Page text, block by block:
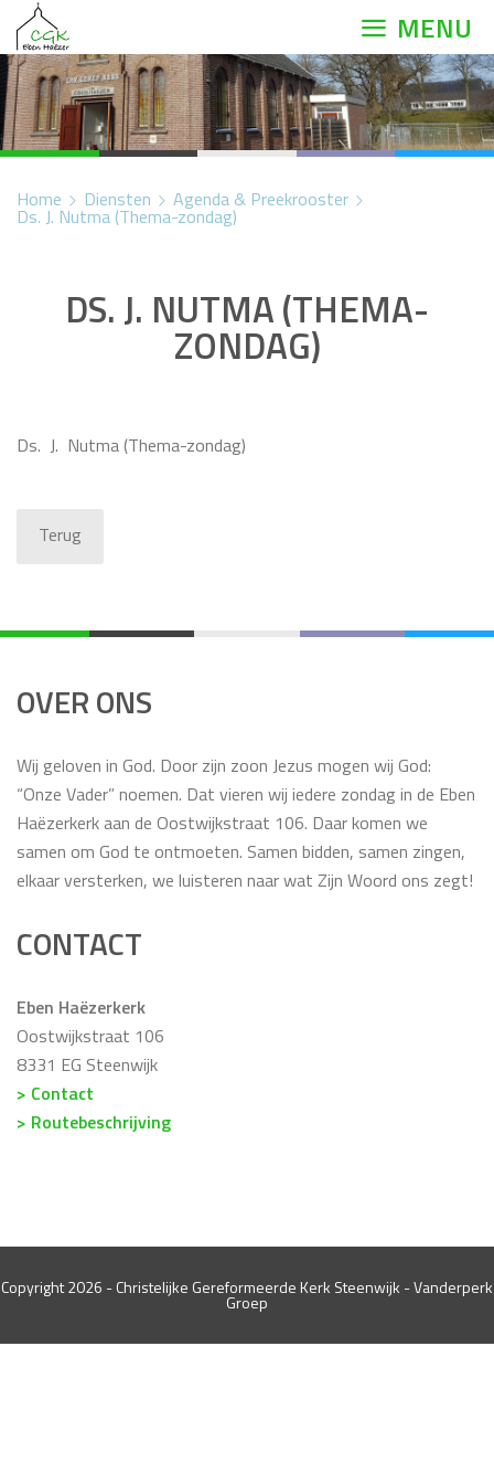
MENU
Home Diensten Agenda & Preekrooster
Ds. J. Nutma (Thema-zondag)
DS. J. NUTMA (THEMA-
ZONDAG)
Ds. J. Nutma (Thema-zondag)
Terug
OVER ONS
Wij geloven in God. Door zijn zoon Jezus mogen wij God:
“Onze Vader” noemen. Dat vieren wij iedere zondag in de Eben
Haëzerkerk aan de Oostwijkstraat 106. Daar komen we
samen om God te ontmoeten. Samen bidden, samen zingen,
elkaar versterken, we luisteren naar wat Zijn Woord ons zegt!
CONTACT
Eben Haëzerkerk
Oostwijkstraat 106
8331 EG Steenwijk
> Contact
> Routebeschrijving
Copyright 2026 - Christelijke Gereformeerde Kerk Steenwijk -Vanderperk
Groep